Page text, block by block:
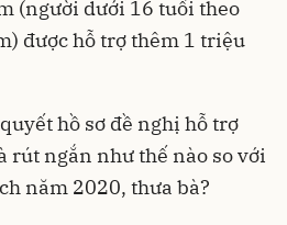
(người dưới 16 tuổi theo
được hỗ trợ thêm 1 triệu
hồ sơ đề nghị hỗ trợ
rút ngắn như thế nào so với
năm 2020, thưa bà?